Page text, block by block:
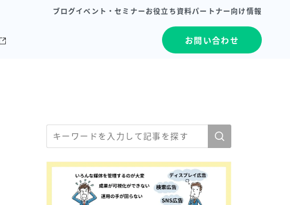
ブログイベント・セミナーお役立ち資料パートナー向け情報
お問い合わせ